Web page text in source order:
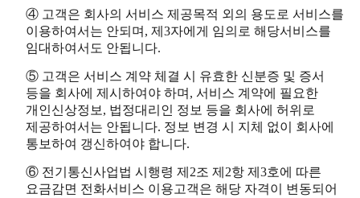
④ 고객은 회사의 서비스 제공목적 외의 용도로 서비스를
이용하여서는 안되며, 제3자에게 임의로 해당서비스를
임대하여서도 안됩니다.
⑤ 고객은 서비스 계약 체결 시 유효한 신분증 및 증서
등을 회사에 제시하여야 하며, 서비스 계약에 필요한
개인신상정보, 법정대리인 정보 등을 회사에 허위로
제공하여서는 안됩니다. 정보 변경 시 지체 없이 회사에
통보하여 갱신하여야 합니다.
⑥ 전기통신사업법 시행령 제2조 제2항 제3호에 따른
요금감면 전화서비스 이용고객은 해당 자격이 변동되어